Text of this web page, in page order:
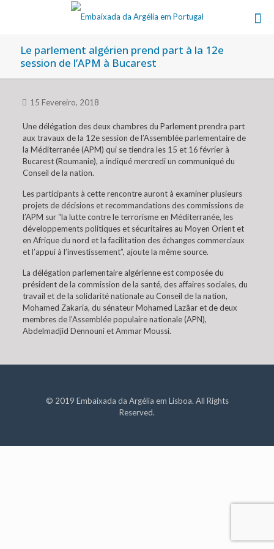
Le parlement algérien prend part à la 12e
session de l’APM à Bucarest
15 Fevereiro, 2018
Une délégation des deux chambres du Parlement prendra part
aux travaux de la 12e session de l’Assemblée parlementaire de
la Méditerranée (APM) qui se tiendra les 15 et 16 février à
Bucarest (Roumanie), a indiqué mercredi un communiqué du
Conseil de la nation.
Les participants à cette rencontre auront à examiner plusieurs
projets de décisions et recommandations des commissions de
l’APM sur “la lutte contre le terrorisme en Méditerranée, les
développements politiques et sécuritaires au Moyen Orient et
en Afrique du nord et la facilitation des échanges commerciaux
et l’appui à l’investissement”, ajoute la même source.
La délégation parlementaire algérienne est composée du
président de la commission de la santé, des affaires sociales, du
travail et de la solidarité nationale au Conseil de la nation,
Mohamed Zakaria, du sénateur Mohamed Lazâar et de deux
membres de l’Assemblée populaire nationale (APN),
Abdelmadjid Dennouni et Ammar Moussi.
© 2019 Embaixada da Argélia em Lisboa. All Rights
Reserved.